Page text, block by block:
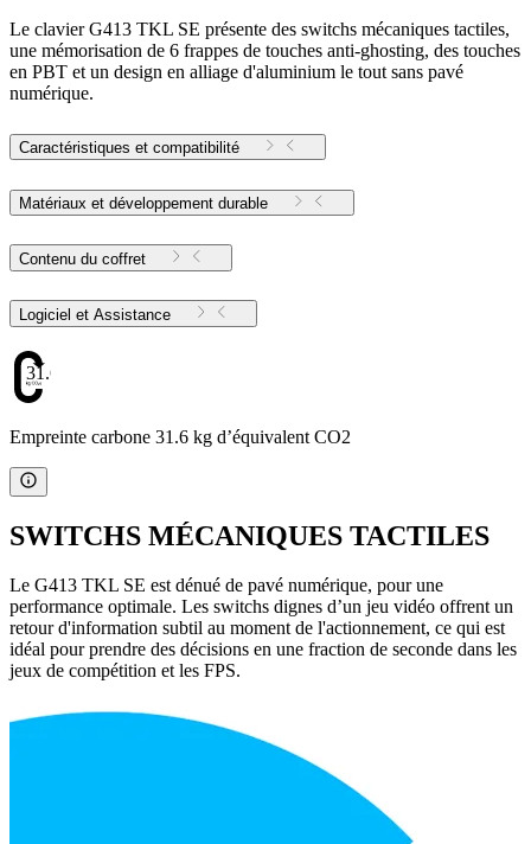
Le clavier G413 TKL SE présente des switchs mécaniques tactiles,
une mémorisation de 6 frappes de touches anti-ghosting, des touches
en PBT et un design en alliage d'aluminium le tout sans pavé
numérique.
Caractéristiques et compatibilité
Matériaux et développement durable
Contenu du coffret
Logiciel et Assistance
31.6
Empreinte carbone 31.6 kg d’équivalent CO2
SWITCHS MÉCANIQUES TACTILES
Le G413 TKL SE est dénué de pavé numérique, pour une
performance optimale. Les switchs dignes d’un jeu vidéo offrent un
retour d'information subtil au moment de l'actionnement, ce qui est
idéal pour prendre des décisions en une fraction de seconde dans les
jeux de compétition et les FPS.